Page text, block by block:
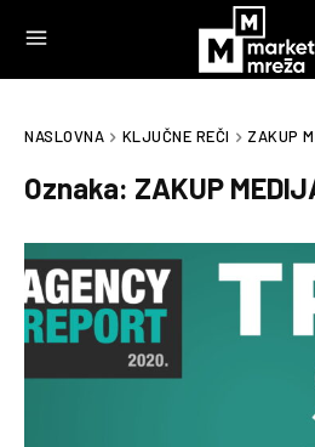
NASLOVNA KLJUČNE REČI ZAKUP
Oznaka: ZAKUP